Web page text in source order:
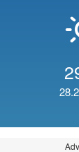
28.2